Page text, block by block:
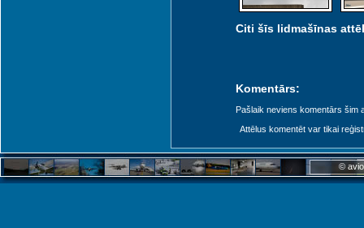
Citi šīs lidmašīnas
Komentārs:
Pašlaik neviens komentārs šim
Attēlus komentēt var tikai
©